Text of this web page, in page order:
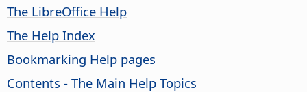
The LibreOffice Help
The Help Index
Bookmarking Help pages
Contents - The Main Help Topics